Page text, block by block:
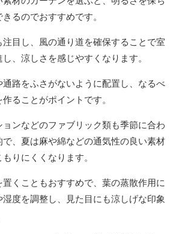
るのでおすすめです。
目し、風の通り道を確保することで室
、涼しさを感じやすくなります。
路をふさがないように配置し、なるべ
ることがポイントです。
ョンなどのファブリック類も季節に合わ
、夏は麻や綿などの通気性の良い素材
りにくくなります。
くこともおすすめで、葉の蒸散作用に
度を調整し、見た目にも涼しげな印象